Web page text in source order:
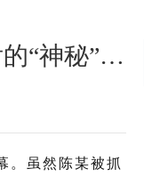
新加坡开家办洗钱、祖籍中国、靠选美上位…东南亚电诈大佬背后的“神秘”女人身份曝光！
。虽然陈某被抓